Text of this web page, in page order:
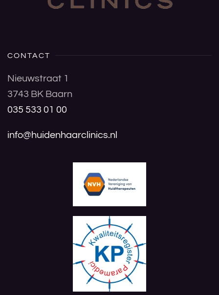
CONTACT
Nieuwstraat 1
3743 BK Baarn
035 533 01 00
info@huidenhaarclinics.nl